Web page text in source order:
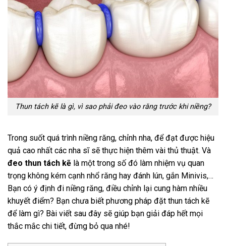
Thun tách kẽ là gì, vì sao phải đeo vào răng trước khi niềng?
Trong suốt quá trình niềng răng, chỉnh nha, để đạt được hiệu
quả cao nhất các nha sĩ sẽ thực hiện thêm vài thủ thuật. Và
đeo thun tách kẽ là một trong số đó làm nhiệm vụ quan
trọng không kém cạnh nhổ răng hay đánh lún, gắn Minivis,…
Bạn có ý định đi niềng răng, điều chỉnh lại cung hàm nhiều
khuyết điểm? Bạn chưa biết phương pháp đặt thun tách kẽ
để làm gì? Bài viết sau đây sẽ giúp bạn giải đáp hết mọi
thắc mắc chi tiết, đừng bỏ qua nhé!